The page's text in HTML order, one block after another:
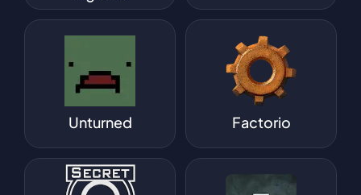
Unturned Factorio